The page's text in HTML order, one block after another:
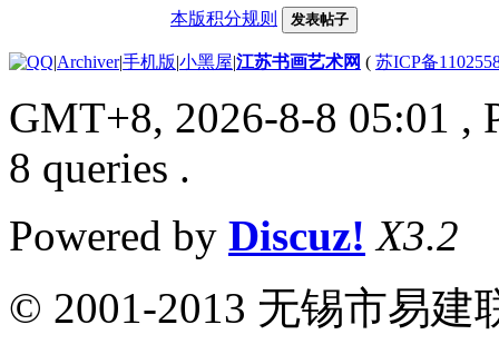
本版积分规则 发表帖子
|Archiver|手机版|小黑屋|江苏书画艺术网 ( 苏ICP备
GMT+8, 2026-8-8 05:01 ,
8 queries .
Powered by Discuz! X3.2
© 2001-2013 无锡市易建